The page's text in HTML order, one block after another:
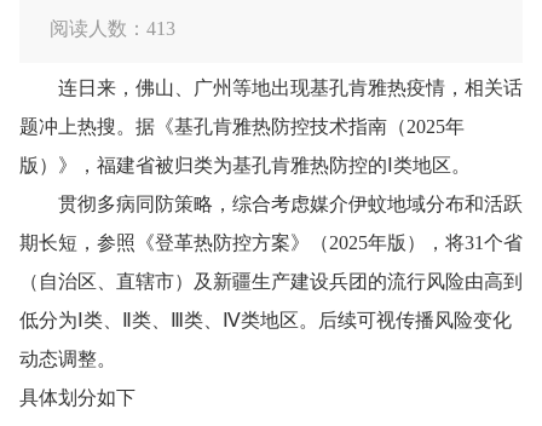
阅读人数： 413
连日来，佛山、广州等地出现基孔肯雅热疫情，相关话
题冲上热搜。据《基孔肯雅热防控技术指南（2025年
版）》，福建省被归类为基孔肯雅热防控的Ⅰ类地区。
贯彻多病同防策略，综合考虑媒介伊蚊地域分布和活跃
期长短，参照《登革热防控方案》（2025年版），将31个省
（自治区、直辖市）及新疆生产建设兵团的流行风险由高到
低分为Ⅰ类、Ⅱ类、Ⅲ类、Ⅳ类地区。后续可视传播风险变化
动态调整。
具体划分如下